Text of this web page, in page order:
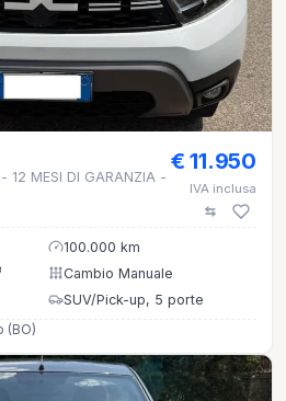
12 MESI DI GARANZIA -
€ 11.950
IVA inclusa
100.000 km
Cambio Manuale
SUV/Pick-up, 5 porte
(BO)